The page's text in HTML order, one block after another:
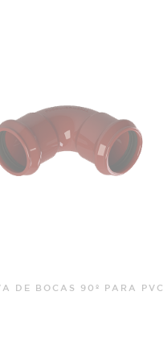
DE BOCAS 45º PARA PVC